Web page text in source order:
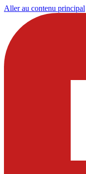
Aller au contenu principal